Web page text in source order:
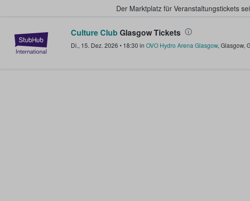
Der Marktplatz für Veranstaltungstickets
StubHub - Wo Fans Tickets kaufen &
Culture ClubGlasgow Tickets
Di., 15. Dez. 2026 • 18:30 in OVO Hydro Arena Glasgow, Glasgow,